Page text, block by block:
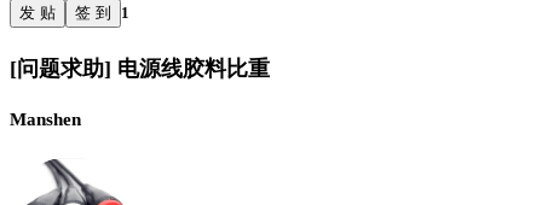
发 贴 签 到 1
[问题求助] 电源线胶料比重
Manshen